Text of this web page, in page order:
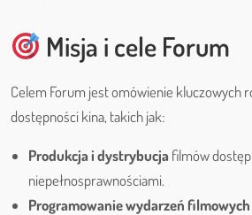
Misja i cele Forum
Celem Forum jest omówienie kluczowych
dostępności kina, takich jak:
Produkcja i dystrybucja filmów
niepełnosprawnościami.
Programowanie wydarzeń filmowych